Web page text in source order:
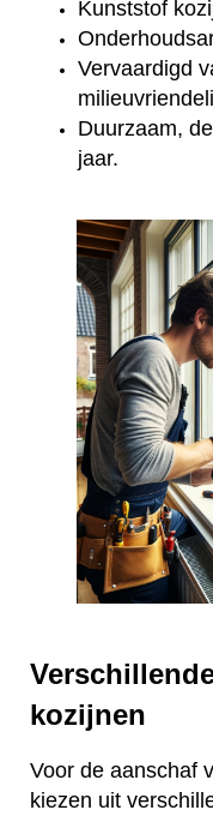
Kunststof
Vervaardigd
Duurzaam,
jaar.
kozijnen
Voor de aanschaf
kiezen uit